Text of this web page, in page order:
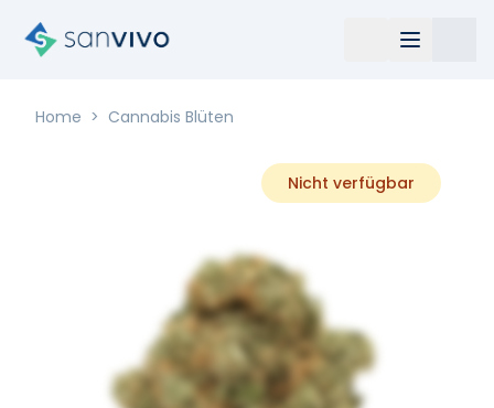
Home > Cannabis Blüten
Nicht verfügbar